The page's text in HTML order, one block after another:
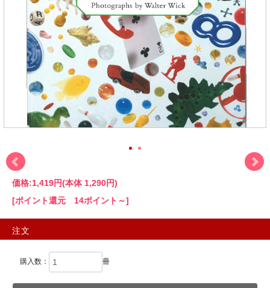
価格:1,419円(本体 1,290円)
[ポイント還元 14ポイント～]
注文
購入数： 冊